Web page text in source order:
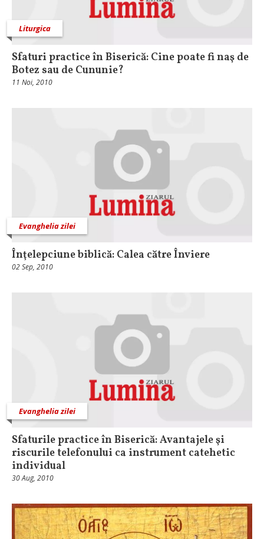
Liturgica
Sfaturi practice în Biserică: Cine poate fi naş de
Botez sau de Cununie?
11 Noi, 2010
Evanghelia zilei
Înţelepciune biblică: Calea către Înviere
02 Sep, 2010
Evanghelia zilei
Sfaturile practice în Biserică: Avantajele şi
riscurile telefonului ca instrument catehetic
individual
30 Aug, 2010